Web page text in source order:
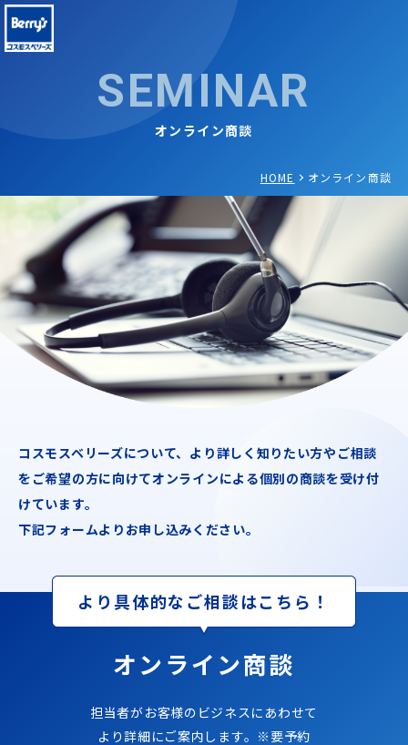
SEMINAR
オンライン商談
HOME オンライン商談
コスモスベリーズについて、 より詳しく知りたい方やご相談
をご希望の方に向けてオンラインによる個別の商談を受け付
けています。
下記フォームよりお申し込みください。
より具体的なご相談はこちら！
オンライン商談
担当者がお客様のビジネスにあわせて
より詳細にご案内します。※要予約